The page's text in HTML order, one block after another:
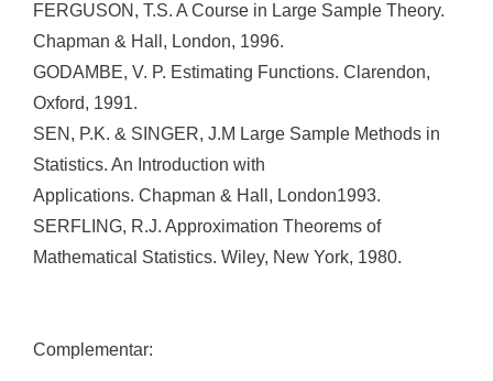
FERGUSON, T.S. A Course in Large Sample Theory.
Chapman & Hall, London, 1996.
GODAMBE, V. P. Estimating Functions. Clarendon,
Oxford, 1991.
SEN, P.K. & SINGER, J.M Large Sample Methods in
Statistics. An Introduction with
Applications. Chapman & Hall, London1993.
SERFLING, R.J. Approximation Theorems of
Mathematical Statistics. Wiley, New York, 1980.
Complementar: